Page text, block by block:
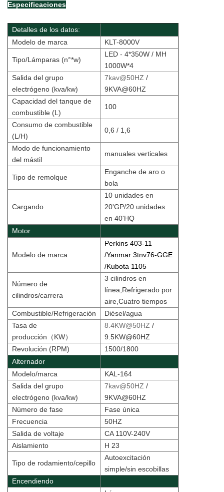
Especificaciones
Detalles de los datos:
Modelo de marca
KLT-8000V
Tipo/Lámparas (n°*w)
LED - 4*350W / MH
1000W*4
Salida del grupo
electrógeno (kva/kw)
7kav@50HZ /
9KVA@60HZ
Capacidad del tanque de
combustible (L)
100
Consumo de combustible
(L/H)
0,6 / 1,6
Modo de funcionamiento
del mástil
manuales verticales
Tipo de remolque
Enganche de aro o
bola
Cargando
10 unidades en
20'GP/20 unidades
en 40'HQ
Motor
Modelo de marca
Perkins 403-11
/Yanmar 3tnv76-GGE
/Kubota 1105
Número de
cilindros/carrera
3 cilindros en
línea,Refrigerado por
aire,Cuatro tiempos
Combustible/Refrigeración
Diésel/agua
Tasa de
producción （KW）
8.4KW@50HZ /
9.5KW@60HZ
Revolución (RPM)
1500/1800
Alternador
Modelo/marca
KAL-164
Salida del grupo
electrógeno (kva/kw)
7kav@50HZ /
9KVA@60HZ
Número de fase
Fase única
Frecuencia
50HZ
Salida de voltaje
CA 110V-240V
Aislamiento
H 23
Tipo de rodamiento/cepillo
Autoexcitación
simple/sin escobillas
Encendiendo